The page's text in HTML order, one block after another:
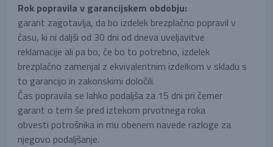
Rok popravila v garancijskem obdobju:
garant zagotavlja, da bo izdelek brezplačno popravil v
času, ki ni daljši od 30 dni od dneva uveljavitve
reklamacije ali pa bo, če bo to potrebno, izdelek
brezplačno zamenjal z ekvivalentnim izdelkom v skladu s
to garancijo in zakonskimi določili.
Čas popravila se lahko podaljša za 15 dni pri čemer
garant o tem še pred iztekom prvotnega roka
obvesti potrošnika in mu obenem navede razloge za
njegovo podaljšanje.